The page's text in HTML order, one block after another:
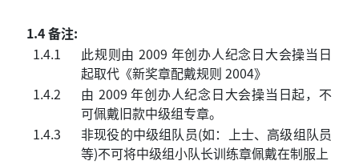
1.4 备注:
1.4.1
此规则由 2009 年创办人纪念日大会操当日
起取代《新奖章配戴规则 2004》
1.4.2
由 2009 年创办人纪念日大会操当日起，不
可佩戴旧款中级组专章。
1.4.3
非现役的中级组队员(如：上士、高级组队员
等)不可将中级组小队长训练章佩戴在制服上